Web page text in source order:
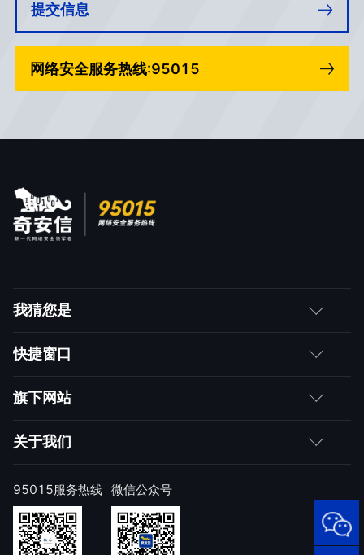
95015
提交信息
网络安全服务热线:95015
我猜您是
客户
合作伙伴
求职者
快捷窗口
如何购买
产品注册与激活
样本上报
奇安信天守安全软件
旗下网站
网神
技术研究院
威胁情报中心
关于我们
公司简介
公司新闻
发展历程
95015服务热线 微信公众号